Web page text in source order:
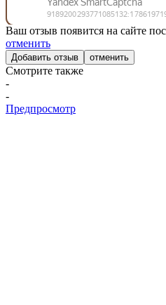
Ваш отзыв появится на сайте
отменить
отменить
Смотрите также
-
-
Предпросмотр